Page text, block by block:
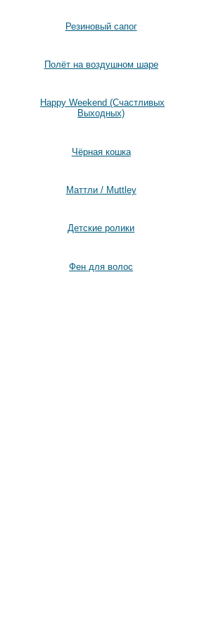
Резиновый сапог
Полёт на воздушном шаре
Happy Weekend (Счастливых
Выходных)
Чёрная кошка
Маттли / Muttley
Детские ролики
Фен для волос